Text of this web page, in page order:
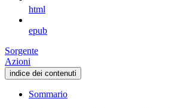
html
epub
Sorgente
Azioni
indice dei contenuti
Sommario